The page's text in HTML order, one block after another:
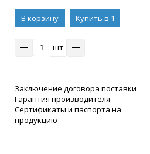
В корзину
Купить в 1
шт
Заключение договора поставки
Гарантия производителя
Сертификаты и паспорта на
продукцию